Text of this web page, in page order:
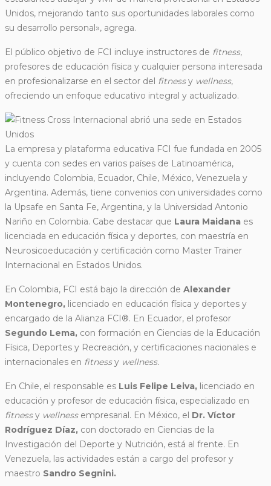
Unidos, mejorando tanto sus oportunidades laborales como
su desarrollo personal», agrega.
El público objetivo de FCI incluye instructores de fitness,
profesores de educación física y cualquier persona interesada
en profesionalizarse en el sector del fitnessy wellness,
ofreciendo un enfoque educativo integral y actualizado.
La empresa y plataforma educativa FCI fue fundada en 2005
y cuenta con sedes en varios países de Latinoamérica,
incluyendo Colombia, Ecuador, Chile, México, Venezuela y
Argentina. Además, tiene convenios con universidades como
la Upsafe en Santa Fe, Argentina, y la Universidad Antonio
Nariño en Colombia. Cabe destacar que Laura Maidana es
licenciada en educación física y deportes, con maestría en
Neurosicoeducación y certificación como Master Trainer
Internacional en Estados Unidos.
En Colombia, FCI está bajo la dirección de Alexander
Montenegro, licenciado en educación física y deportes y
encargado de la Alianza FCI®. En Ecuador, el profesor
Segundo Lema, con formación en Ciencias de la Educación
Física, Deportes y Recreación, y certificaciones nacionales e
internacionales en fitnessy wellness.
En Chile, el responsable es Luis Felipe Leiva, licenciado en
educación y profesor de educación física, especializado en
fitnessy wellnessempresarial. En México, el Dr. Víctor
Rodríguez Díaz, con doctorado en Ciencias de la
Investigación del Deporte y Nutrición, está al frente. En
Venezuela, las actividades están a cargo del profesor y
maestro Sandro Segnini.